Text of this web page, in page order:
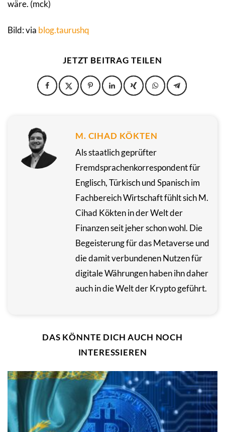
wäre. (mck)
Bild: via blog.taurushq
JETZT BEITRAG TEILEN
M. CIHAD KÖKTEN
Als staatlich geprüfter
Fremdsprachenkorrespondent für
Englisch, Türkisch und Spanisch im
Fachbereich Wirtschaft fühlt sich M.
Cihad Kökten in der Welt der
Finanzen seit jeher schon wohl. Die
Begeisterung für das Metaverse und
die damit verbundenen Nutzen für
digitale Währungen haben ihn daher
auch in die Welt der Krypto geführt.
DAS KÖNNTE DICH AUCH NOCH
INTERESSIEREN